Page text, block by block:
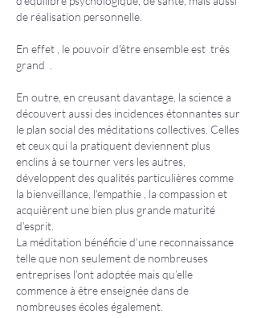
de réalisation personnelle.
En effet , le pouvoir d'être ensemble est très
grand .
En outre, en creusant davantage, la science a
découvert aussi des incidences étonnantes sur
le plan social des méditations collectives. Celles
et ceux qui la pratiquent deviennent plus
enclins à se tourner vers les autres,
développent des qualités particulières comme
la bienveillance, l'empathie , la compassion et
acquièrent une bien plus grande maturité
d’esprit.
La méditation bénéficie d’une reconnaissance
telle que non seulement de nombreuses
entreprises l’ont adoptée mais qu’elle
commence à être enseignée dans de
nombreuses écoles également.